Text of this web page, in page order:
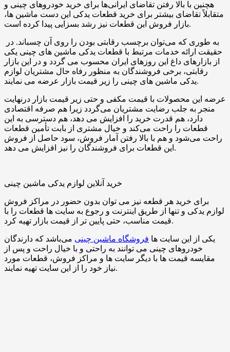
هچنین با بالا رفتن تقاضای ایرانی‌ها برای خرید خودروهای چینی و
متقابلاً تقاضای بیشتر برای خرید قطعات یدکی این دست ماشین ‌ها،
بازار فروش این قطعات نیز رشد بسزایی پیدا کرده است.
حقیقت ارائه خدمات مرتبط با قطعات یدکی ماشین ‌های چینی یکی
از بازارهای داغ این روزهای ایران محسوب می ‌گردد و در این بازار
رقابتی، برخی فروشندگان به منظور رفاه حال مشتریان لوازم
یدکی ماشین ‌های چینی را زیر قیمت بازار عرضه می ‌نمایند.
عرضه‌ این محصولات با قیمت مکفی و حتی زیر قیمت بازار درنهایت
منجر به جلب رضایت مشتریان می‌گردد زیرا هم صرفه‌ اقتصادی
دارد، هم قدرت خرید را افزایش می ‌دهد، هم دسترسی به این
قطعات را راحت می‌کند و خیال مشتری از بابت تأمین قطعات
راحت می‌شود و هم با بالا رفتن آمار فروش، سود حاصل از فروش
این قطعات برای فروشندگان را نیز افزایش می ‌دهد.
خرید آنلاین لوازم یدکی ماشین چینی
برای خرید هر قطعه نیز می ‌توان بدون حضور در مراکز فروش
لوازم یدکی و تنها از طریق اینترنت و رجوع به سایت ‌ها قطعات را با
قیمت مناسب، حتی پایین ‌تر از قیمت بازار تهیه کرد.
یکی از این سایت‌ ها فروشگاه ماشین چینی می‌باشد که دارندگان
خودروهای چینی می ‌توانند به راحتی و با خیال راحت و پس از
مقایسه قیمت‌ ها با دیگر سایت‌ ها و مراکز فروش، قطعات مورد
نیاز خود را از این سایت تهیه نمایند.